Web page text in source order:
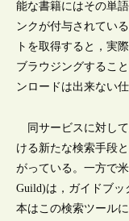
能な書籍にはその単
ンクが付与されてい
トを取得すると，実
ブラウジングするこ
ンロードは出来ない
同サービスに対し
ける新たな検索手段
がっている。一方で
Guild)は，ガイドブ
本はこの検索ツール